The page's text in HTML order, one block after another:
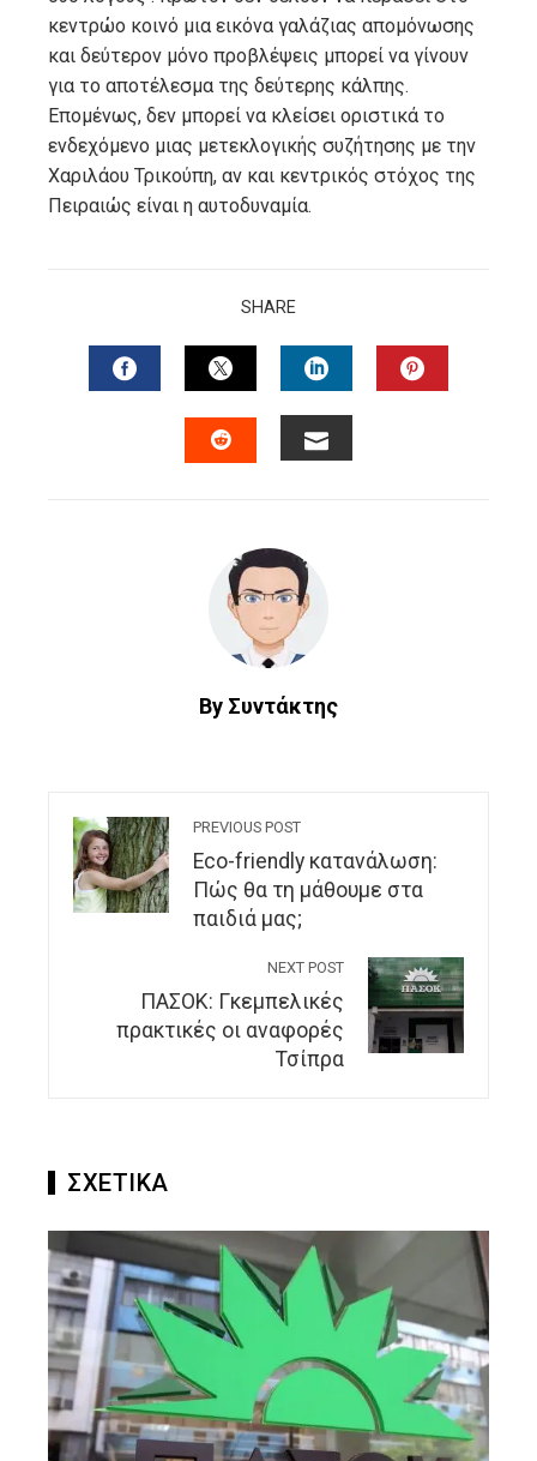
κεντρώο κοινό μια εικόνα γαλάζιας απομόνωσης
και δεύτερον μόνο προβλέψεις μπορεί να γίνουν
για το αποτέλεσμα της δεύτερης κάλπης.
Επομένως, δεν μπορεί να κλείσει οριστικά το
ενδεχόμενο μιας μετεκλογικής συζήτησης με την
Χαριλάου Τρικούπη, αν και κεντρικός στόχος της
Πειραιώς είναι η αυτοδυναμία.
SHARE
FACEBOOKTWITTERLINKEDIN
By Συντάκτης
PREVIOUS POST
Eco-friendly κατανάλωση:
Πώς θα τη μάθουμε στα
παιδιά μας;
NEXT POST
ΠΑΣΟΚ: Γκεμπελικές
πρακτικές οι αναφορές
Τσίπρα
ΣΧΕΤΙΚΑ